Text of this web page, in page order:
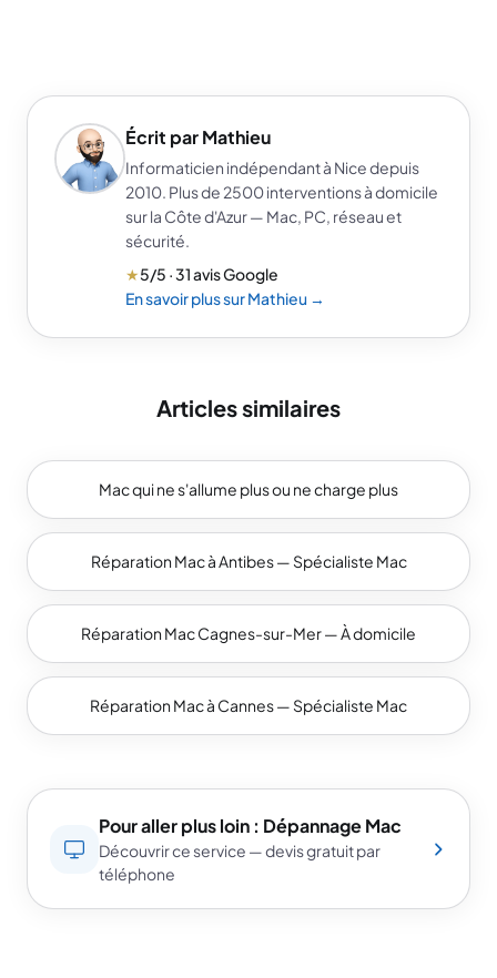
Écrit par Mathieu
Informaticien indépendant à Nice depuis
2010. Plus de 2500 interventions à domicile
sur la Côte d'Azur — Mac, PC, réseau et
sécurité.
★5/5 · 31 avis Google
En savoir plus sur Mathieu →
Articles similaires
Mac qui ne s'allume plus ou ne charge plus
Réparation Mac à Antibes — Spécialiste Mac
Réparation Mac Cagnes-sur-Mer — À domicile
Réparation Mac à Cannes — Spécialiste Mac
Pour aller plus loin : Dépannage Mac
Découvrir ce service — devis gratuit par
téléphone